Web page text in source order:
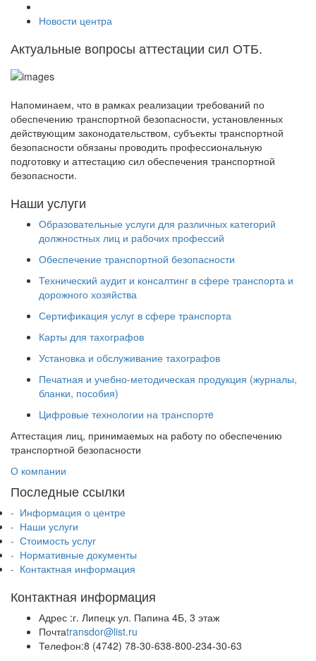
Новости центра
Актуальные вопросы аттестации сил ОТБ.
Напоминаем, что в рамках реализации требований по
обеспечению транспортной безопасности, установленных
действующим законодательством, субъекты транспортной
безопасности обязаны проводить профессиональную
подготовку и аттестацию сил обеспечения транспортной
безопасности.
Наши услуги
Образовательные услуги для различных категорий
должностных лиц и рабочих профессий
Обеспечение транспортной безопасности
Технический аудит и консалтинг в сфере транспорта и
дорожного хозяйства
Сертификация услуг в сфере транспорта
Карты для тахографов
Установка и обслуживание тахографов
Печатная и учебно-методическая продукция (журналы,
бланки, пособия)
Цифровые технологии на транспортe
Аттестация лиц, принимаемых на работу по обеспечению
транспортной безопасности
О компании
Последные ссылки
- Информация о центре
- Наши услуги
- Стоимость услуг
- Нормативные документы
- Контактная информация
Контактная информация
Адрес :г. Липецк ул. Папина 4Б, 3 этаж
Почтаtransdor@list.ru
Телефон:8 (4742) 78-30-638-800-234-30-63